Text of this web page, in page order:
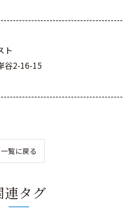
ト
谷2-16-15
一覧に戻る
連タグ